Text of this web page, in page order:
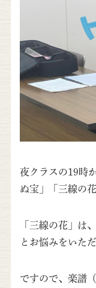
夜クラスの19時
ぬ宝」「三線の
「三線の花」は
とお悩みをいた
ですので、楽譜